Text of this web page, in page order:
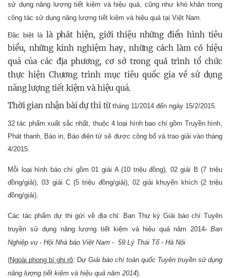
sử dụng năng lượng tiết kiệm và hiệu quả, cũng như khó khăn trong
công tác sử dụng năng lượng tiết kiệm và hiệu quả tại Việt Nam.
Đặc biệt là là phát hiện, giới thiệu những điển hình tiêu
biểu, những kinh nghiệm hay, những cách làm có hiệu
quả của các địa phương, cơ sở trong quá trình tổ chức
thực hiện Chương trình mục tiêu quốc gia về sử dụng
năng lượng tiết kiệm và hiệu quả.
Thời gian nhận bài dự thi từtháng 11/2014 đến ngày 15/2/2015.
32 tác phẩm xuất sắc nhất, thuộc 4 loại hình bao chí gồm Truyền hình,
Phát thanh, Báo in, Báo điện tử sẽ được công bố và trao giải vào tháng
4/2015.
Mỗi loại hình báo chí gồm 01 giải A (10 triệu đồng), 02 giải B (7 triệu
đồng/giải), 03 giải C (5 triệu đồng/giải), 02 giải khuyến khích (2 triệu
đồng/giải).
Các tác phẩm dự thi gửi về địa chỉ: Ban Thư ký Giải báo chí Tuyên
truyền sử dụng năng lượng tiết kiệm và hiệu quả năm 2014- Ban
Nghiệp vụ - Hội Nhà báo Việt Nam - 59 Lý Thái Tổ - Hà Nội
(Ngoài phong bì ghi rõ: Dự Giải báo chí toàn quốc Tuyên truyền sử dụng
năng lượng tiết kiệm và hiệu quả năm 2014).